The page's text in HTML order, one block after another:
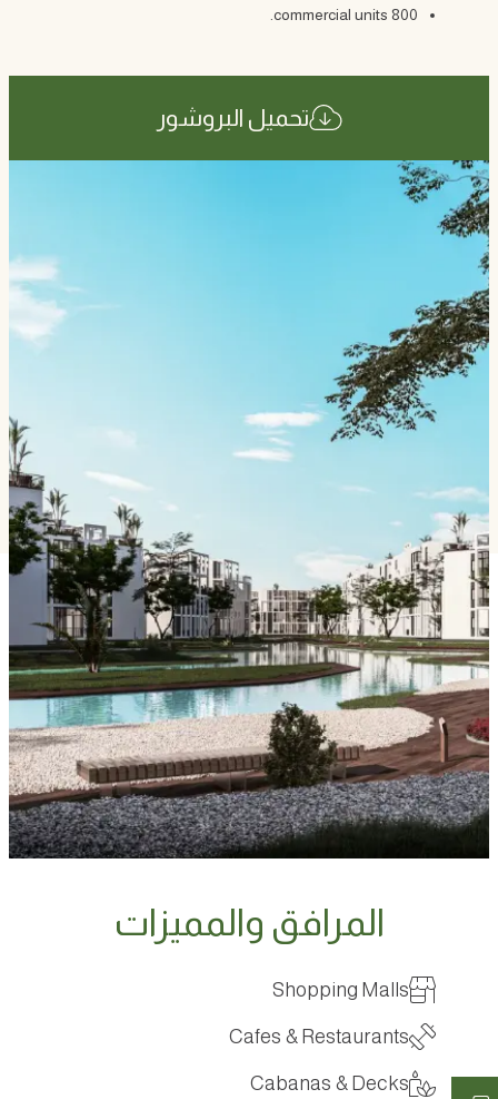
800 commercial units.
تحميل البروشور
المرافق والمميزات
Shopping Malls
Cafes & Restaurants
Cabanas & Decks